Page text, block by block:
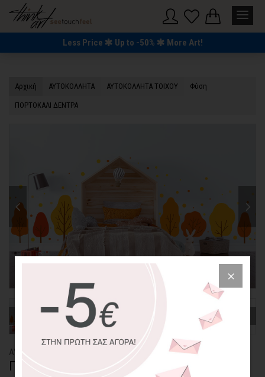
Less Price Up to -50% More Art!
Αρχική ΑΥΤΟΚΟΛΛΗΤΑ ΑΥΤΟΚΟΛΛΗΤΑ ΤΟΙΧΟΥ Φύση
ΠΟΡΤΟΚΑΛΙ ΔΕΝΤΡΑ
ΑΥΤΟΚΟΛΛΗΤΟ ΤΟΙΧΟΥ
ΠΟΡΤΟΚΑΛΙ ΔΕΝΤΡΑ